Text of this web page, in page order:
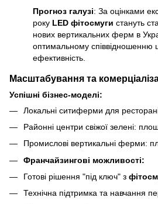
Прогноз галузі: За оцінками
року LED фітосмуги стануть
нових вертикальних ферм в
оптимальному співвідношенню
ефективність.
Масштабування та
Успішні бізнес-моделі:
Локальні ситиферми для
Районні центри свіжої зелені:
Промислові вертикальні ферми:
Франчайзингові можливості:
Готові рішення "під ключ" з
Технічна підтримка та навчання